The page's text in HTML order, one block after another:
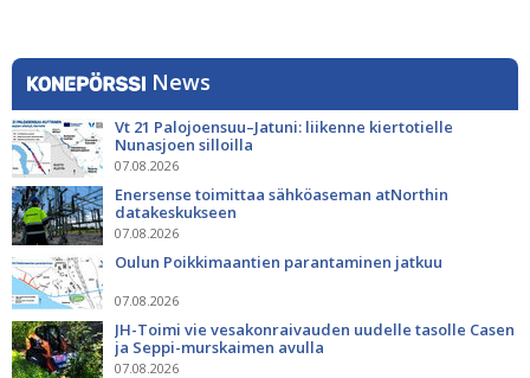
News
Vt 21 Palojoensuu–Jatuni: liikenne kiertotielle
Nunasjoen silloilla
07.08.2026
Enersense toimittaa sähköaseman atNorthin
datakeskukseen
07.08.2026
Oulun Poikkimaantien parantaminen jatkuu
07.08.2026
JH-Toimi vie vesakonraivauden uudelle tasolle Casen
ja Seppi-murskaimen avulla
07.08.2026